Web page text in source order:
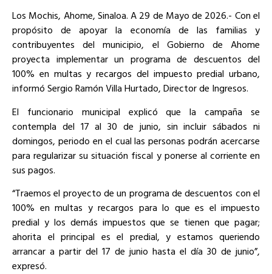
Los Mochis, Ahome, Sinaloa. A 29 de Mayo de 2026.- Con el
propósito de apoyar la economía de las familias y
contribuyentes del municipio, el Gobierno de Ahome
proyecta implementar un programa de descuentos del
100% en multas y recargos del impuesto predial urbano,
informó Sergio Ramón Villa Hurtado, Director de Ingresos.
El funcionario municipal explicó que la campaña se
contempla del 17 al 30 de junio, sin incluir sábados ni
domingos, periodo en el cual las personas podrán acercarse
para regularizar su situación fiscal y ponerse al corriente en
sus pagos.
“Traemos el proyecto de un programa de descuentos con el
100% en multas y recargos para lo que es el impuesto
predial y los demás impuestos que se tienen que pagar;
ahorita el principal es el predial, y estamos queriendo
arrancar a partir del 17 de junio hasta el día 30 de junio”,
expresó.